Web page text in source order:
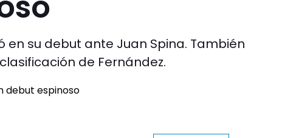
en su debut ante Juan Spina. También
de Fernández.